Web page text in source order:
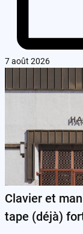
7 août 2026
Clavier et
tape (déjà)